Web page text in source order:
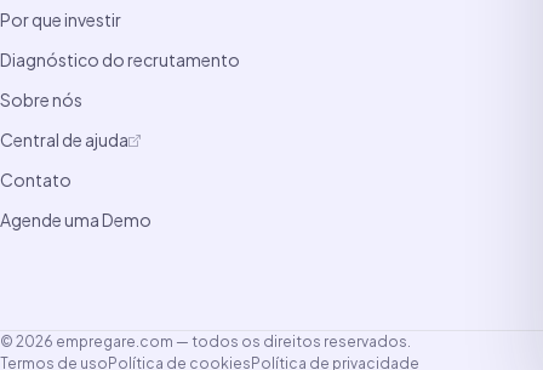
Por que investir
Diagnóstico do recrutamento
Sobre nós
Central de ajuda
Contato
Agende uma Demo
© 2026 empregare.com — todos os direitos reservados.
Termos de uso Política de cookies Política de privacidade